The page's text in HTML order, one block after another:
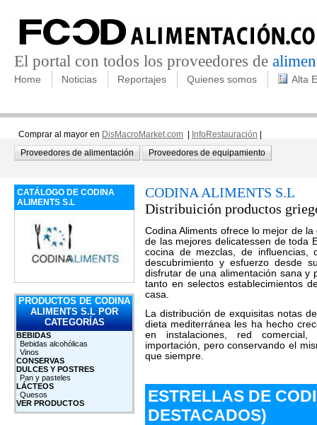
El portal con todos los proveedores de
Home Noticias Reportajes Quienes somos Alta
Comprar al mayor en DisMacroMarket.com InfoRestauración
Proveedores de alimentación
Proveedores de equipamiento
CATÁLOGO DE CODINA
ALIMENTS S.L
PRODUCTOS DE CODINA
ALIMENTS S.L POR
CATEGORÍAS
BEBIDAS
Bebidas alcohólicas
Vinos
CONSERVAS
DULCES Y POSTRES
Pan y pasteles
LÁCTEOS
Quesos
VER PRODUCTOS
CODINA ALIMENTS S.L
Distribuición productos
Codina Aliments ofrece lo mejor de
de las mejores delicatessen de toda
cocina de mezclas, de influencias,
descubrimiento y esfuerzo desde
disfrutar de una alimentación sana y
tanto en selectos establecimientos
casa.
La distribución de exquisitas notas
dieta mediterránea les ha hecho
en instalaciones, red
importación, pero conservando el
que siempre.
ESTRELLAS DE
DESTACADOS)